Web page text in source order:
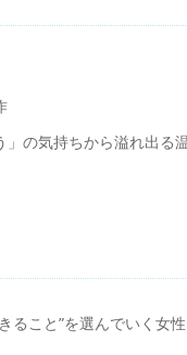
の気持ちから溢れ出る
ること”を選んでいく女性